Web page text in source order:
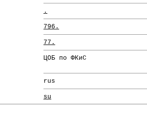
.
796.
77.
ЦОБ по ФКиС
rus
su